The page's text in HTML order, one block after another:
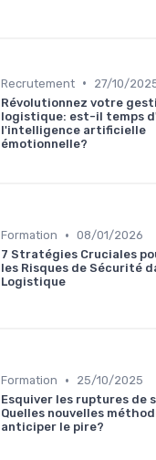
Recrutement •
27/10/
Révolutionnez votre
logistique: est-il temps
l'intelligence artificielle
émotionnelle?
Formation • 08/01/2026
7 Stratégies Cruciales
les Risques de Sécurité
Logistique
Formation •
25/10/2025
Esquiver les ruptures de
Quelles nouvelles
anticiper le pire?